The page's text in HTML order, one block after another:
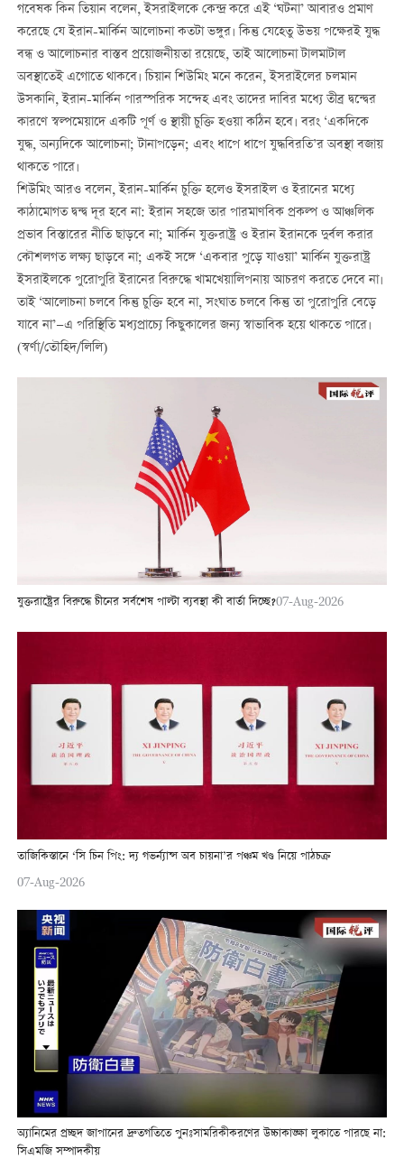
গবেষক কিন তিয়ান বলেন, ইসরাইলকে কেন্দ্র করে এই ‘ঘটনা’ আবারও প্রমাণ
করেছে যে ইরান-মার্কিন আলোচনা কতটা ভঙ্গুর। কিন্তু যেহেতু উভয় পক্ষেরই যুদ্ধ
বন্ধ ও আলোচনার বাস্তব প্রয়োজনীয়তা রয়েছে, তাই আলোচনা টালমাটাল
অবস্থাতেই এগোতে থাকবে। চিয়ান শিউমিং মনে করেন, ইসরাইলের চলমান
উসকানি, ইরান-মার্কিন পারস্পরিক সন্দেহ এবং তাদের দাবির মধ্যে তীব্র দ্বন্দ্বের
কারণে স্বল্পমেয়াদে একটি পূর্ণ ও স্থায়ী চুক্তি হওয়া কঠিন হবে। বরং ‘একদিকে
যুদ্ধ, অন্যদিকে আলোচনা; টানাপড়েন; এবং ধাপে ধাপে যুদ্ধবিরতি’র অবস্থা বজায়
থাকতে পারে।
শিউমিং আরও বলেন, ইরান-মার্কিন চুক্তি হলেও ইসরাইল ও ইরানের মধ্যে
কাঠামোগত দ্বন্দ্ব দূর হবে না: ইরান সহজে তার পারমাণবিক প্রকল্প ও আঞ্চলিক
প্রভাব বিস্তারের নীতি ছাড়বে না; মার্কিন যুক্তরাষ্ট্র ও ইরান ইরানকে দুর্বল করার
কৌশলগত লক্ষ্য ছাড়বে না; একই সঙ্গে ‘একবার পুড়ে যাওয়া’ মার্কিন যুক্তরাষ্ট্র
ইসরাইলকে পুরোপুরি ইরানের বিরুদ্ধে খামখেয়ালিপনায় আচরণ করতে দেবে না।
তাই ‘আলোচনা চলবে কিন্তু চুক্তি হবে না, সংঘাত চলবে কিন্তু তা পুরোপুরি বেড়ে
যাবে না’—এ পরিস্থিতি মধ্যপ্রাচ্যে কিছুকালের জন্য স্বাভাবিক হয়ে থাকতে পারে।
(স্বর্ণা/তৌহিদ/লিলি)
যুক্তরাষ্ট্রের বিরুদ্ধে চীনের সর্বশেষ পাল্টা ব্যবস্থা কী বার্তা দিচ্ছে?07-Aug-2026
তাজিকিস্তানে ‘সি চিন পিং: দ্য গভর্ন্যান্স অব চায়না’র পঞ্চম খণ্ড নিয়ে পাঠচক্র
07-Aug-2026
অ্যানিমের প্রচ্ছদ জাপানের দ্রুতগতিতে পুনঃসামরিকীকরণের উচ্চাকাঙ্ক্ষা লুকাতে পারছে না:
সিএমজি সম্পাদকীয়